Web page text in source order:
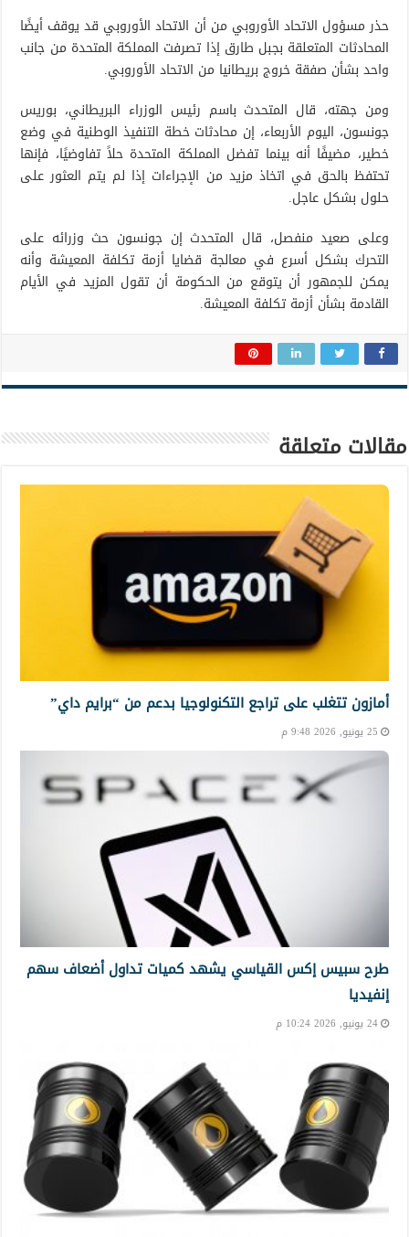
حذر مسؤول الاتحاد الأوروبي من أن الاتحاد الأوروبي قد يوقف أيضًا
المحادثات المتعلقة بجبل طارق إذا تصرفت المملكة المتحدة من جانب
واحد بشأن صفقة خروج بريطانيا من الاتحاد الأوروبي.
ومن جهته، قال المتحدث باسم رئيس الوزراء البريطاني، بوريس
جونسون، اليوم الأربعاء، إن محادثات خطة التنفيذ الوطنية في وضع
خطير، مضيفًا أنه بينما تفضل المملكة المتحدة حلاً تفاوضيًا، فإنها
تحتفظ بالحق في اتخاذ مزيد من الإجراءات إذا لم يتم العثور على
حلول بشكل عاجل.
وعلى صعيد منفصل، قال المتحدث إن جونسون حث وزرائه على
التحرك بشكل أسرع في معالجة قضايا أزمة تكلفة المعيشة وأنه
يمكن للجمهور أن يتوقع من الحكومة أن تقول المزيد في الأيام
القادمة بشأن أزمة تكلفة المعيشة.
مقالات متعلقة
أمازون تتغلب على تراجع التكنولوجيا بدعم من “برايم داي”
25 يونيو, 2026 9:48 م
طرح سبيس إكس القياسي يشهد كميات تداول أضعاف سهم
إنفيديا
24 يونيو, 2026 10:24 م